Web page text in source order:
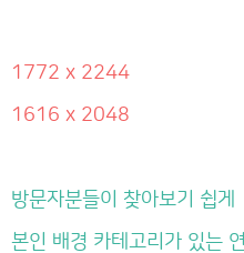
1772 x 2244
1616 x 2048
방문자분들이 찾아보기 쉽게
본인 배경 카테고리가 있는